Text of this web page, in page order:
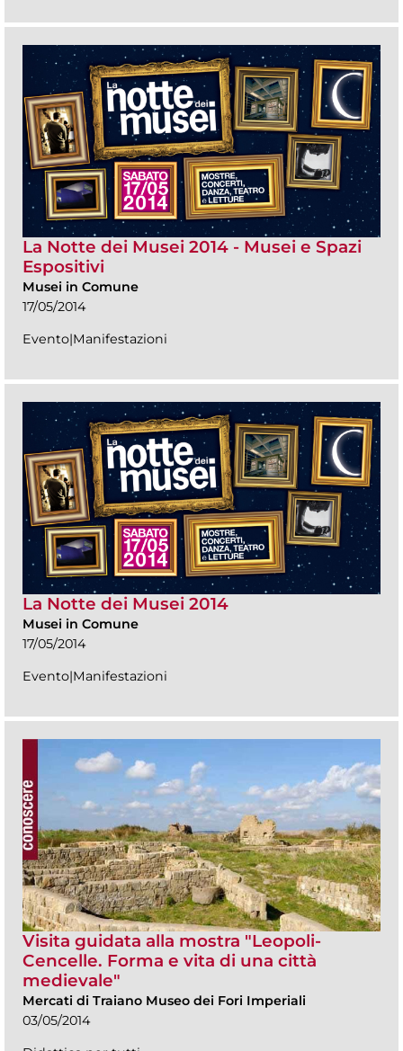
La Notte dei Musei 2014 - Musei e Spazi
Espositivi
Musei in Comune
17/05/2014
Evento|Manifestazioni
La Notte dei Musei 2014
Musei in Comune
17/05/2014
Evento|Manifestazioni
Visita guidata alla mostra "Leopoli-
Cencelle. Forma e vita di una città
medievale"
Mercati di Traiano Museo dei Fori Imperiali
03/05/2014